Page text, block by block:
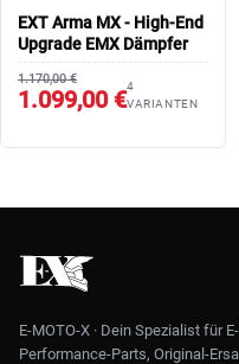
EXT Arma MX - High-End
Upgrade EMX Dämpfer
1.170,00 €
1.099,00 €4
VARIANTEN
E-MOTO-X · Dein Spezialist für
Performance-Parts, Original-